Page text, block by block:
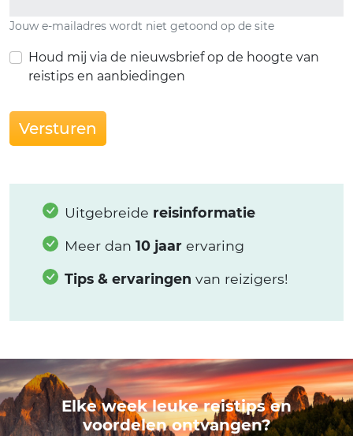
Jouw e-mailadres wordt niet getoond op de site
Houd mij via de nieuwsbrief op de hoogte van
reistips en aanbiedingen
Versturen
Uitgebreide reisinformatie
Meer dan 10 jaar ervaring
Tips & ervaringen van reizigers!
Elke week leuke reistips en
voordelen ontvangen?